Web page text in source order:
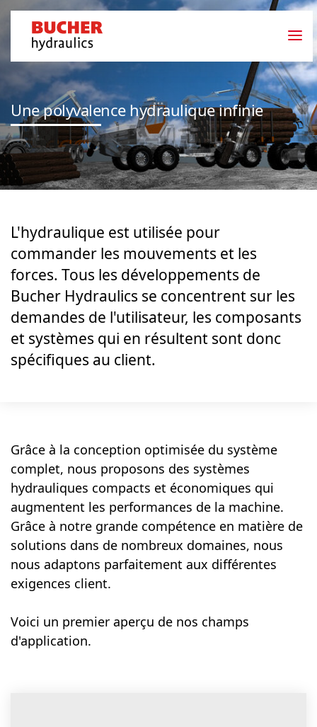
Une polyvalence hydraulique infinie
L'hydraulique est utilisée pour
commander les mouvements et les
forces. Tous les développements de
Bucher Hydraulics se concentrent sur les
demandes de l'utilisateur, les composants
et systèmes qui en résultent sont donc
spécifiques au client.
Grâce à la conception optimisée du système
complet, nous proposons des systèmes
hydrauliques compacts et économiques qui
augmentent les performances de la machine.
Grâce à notre grande compétence en matière de
solutions dans de nombreux domaines, nous
nous adaptons parfaitement aux différentes
exigences client.
Voici un premier aperçu de nos champs
d'application.